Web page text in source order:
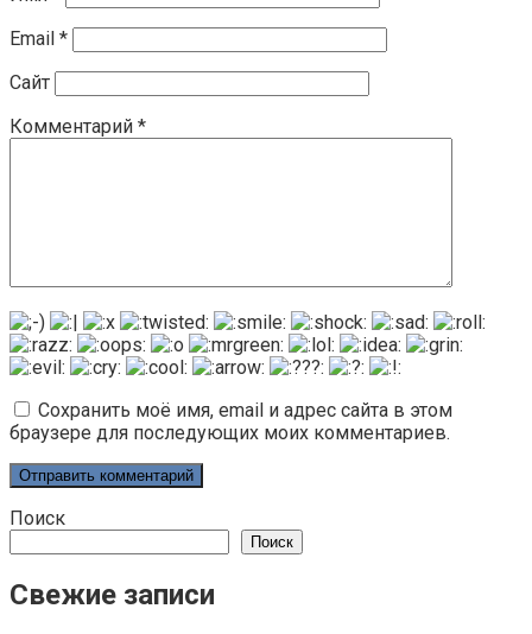
Email *
Сайт
Комментарий *
Сохранить моё имя, email и адрес сайта в этом
браузере для последующих моих комментариев.
Поиск
Поиск
Свежие записи